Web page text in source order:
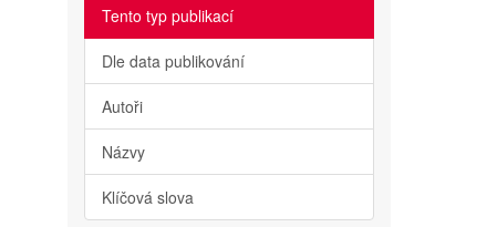
Tento typ publikací
Dle data publikování
Autoři
Názvy
Klíčová slova